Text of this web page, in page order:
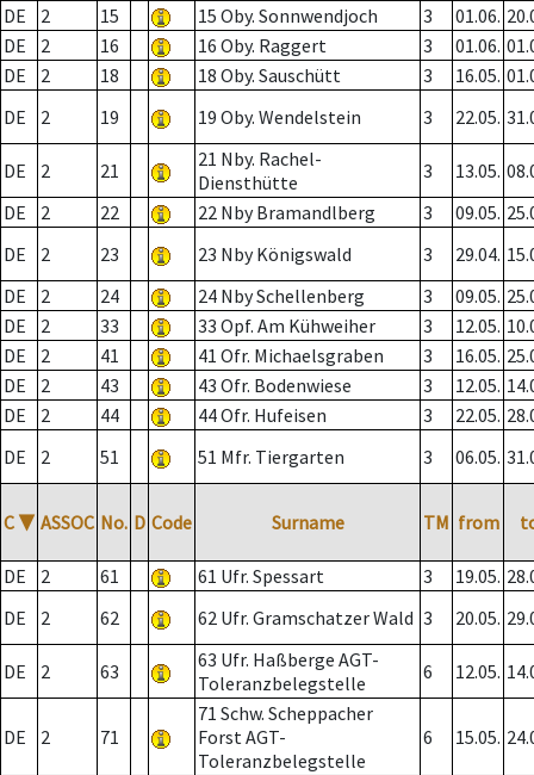
DE
2 15 15 Oby. Sonnwendjoch 3 01.06.
DE
2 16 16 Oby. Raggert 3 01.06.
DE
2 18 18 Oby. Sauschütt 3 16.05.
DE
2 19 19 Oby. Wendelstein 3 22.05.
DE 2 21
21 Nby. Rachel-
Diensthütte
3 13.05.
DE
2 22 22 Nby Bramandlberg 3 09.05.
DE
2 23 23 Nby Königswald 3 29.04.
DE
2 24 24 Nby Schellenberg 3 09.05.
DE
2 33 33 Opf. Am Kühweiher 3 12.05.
DE
2 41 41 Ofr. Michaelsgraben 3 16.05.
DE
2 43 43 Ofr. Bodenwiese 3 12.05.
DE
2 44 44 Ofr. Hufeisen 3 22.05.
DE
2 51 51 Mfr. Tiergarten 3 06.05.
C ▼ ASSOC No. D Code Surname TM from
DE 2 61 61 Ufr. Spessart 3 19.05.
DE
2 62 62 Ufr. Gramschatzer Wald 3 20.05.
DE 2 63
63 Ufr. Haßberge AGT-
Toleranzbelegstelle
6 12.05.
DE 2 71
71 Schw. Scheppacher
Forst AGT-
Toleranzbelegstelle
6 15.05.